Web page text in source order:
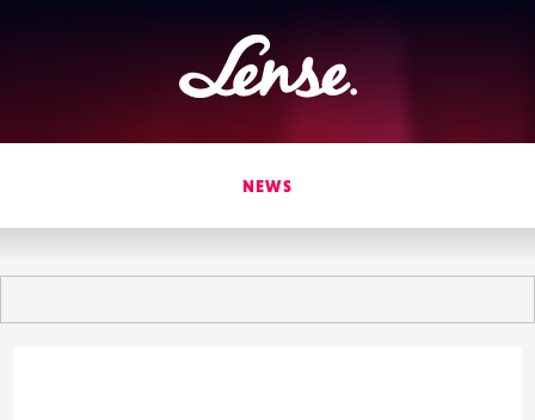
Lense
NEWS